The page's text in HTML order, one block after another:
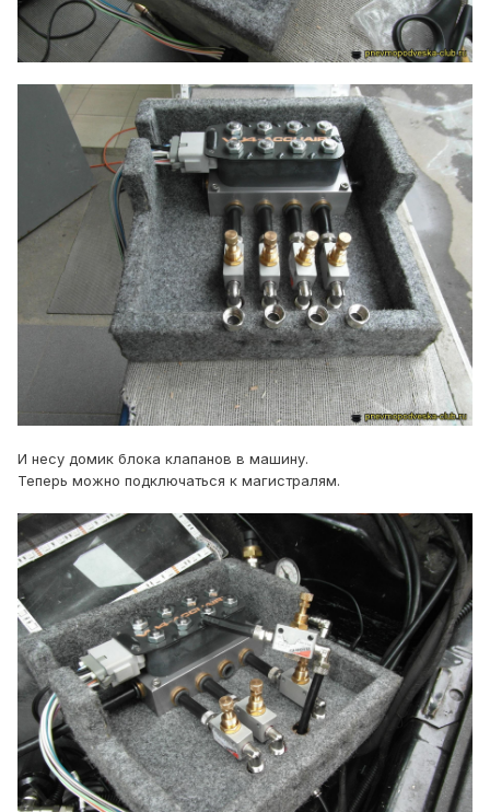
И несу домик блока клапанов в машину.
Теперь можно подключаться к магистралям.